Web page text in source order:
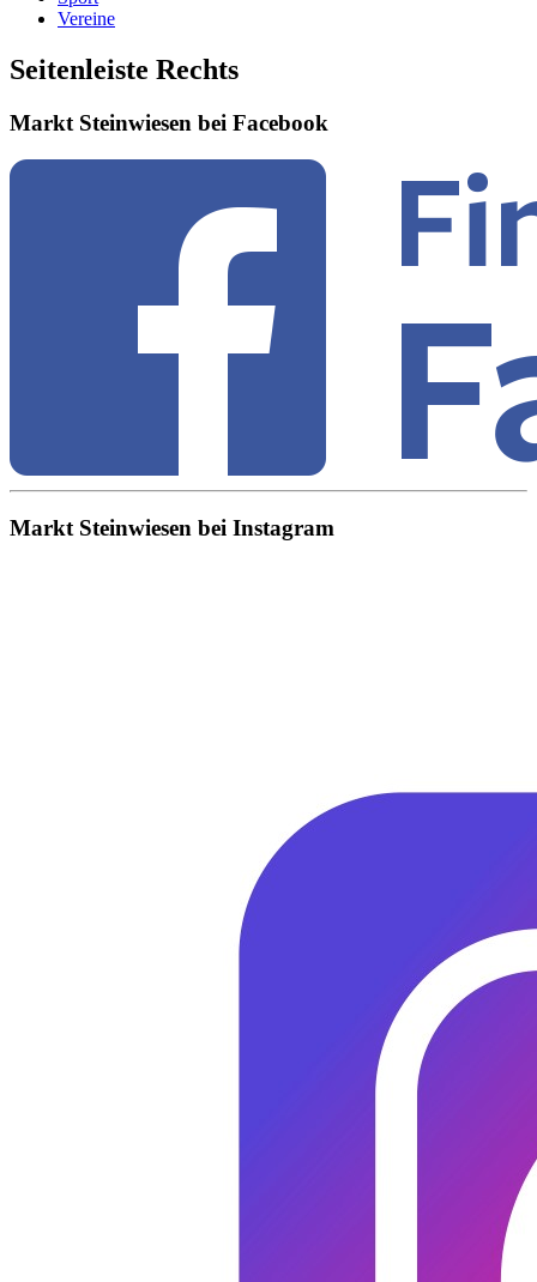
Vereine
Seitenleiste Rechts
Markt Steinwiesen bei Facebook
Markt Steinwiesen bei Instagram